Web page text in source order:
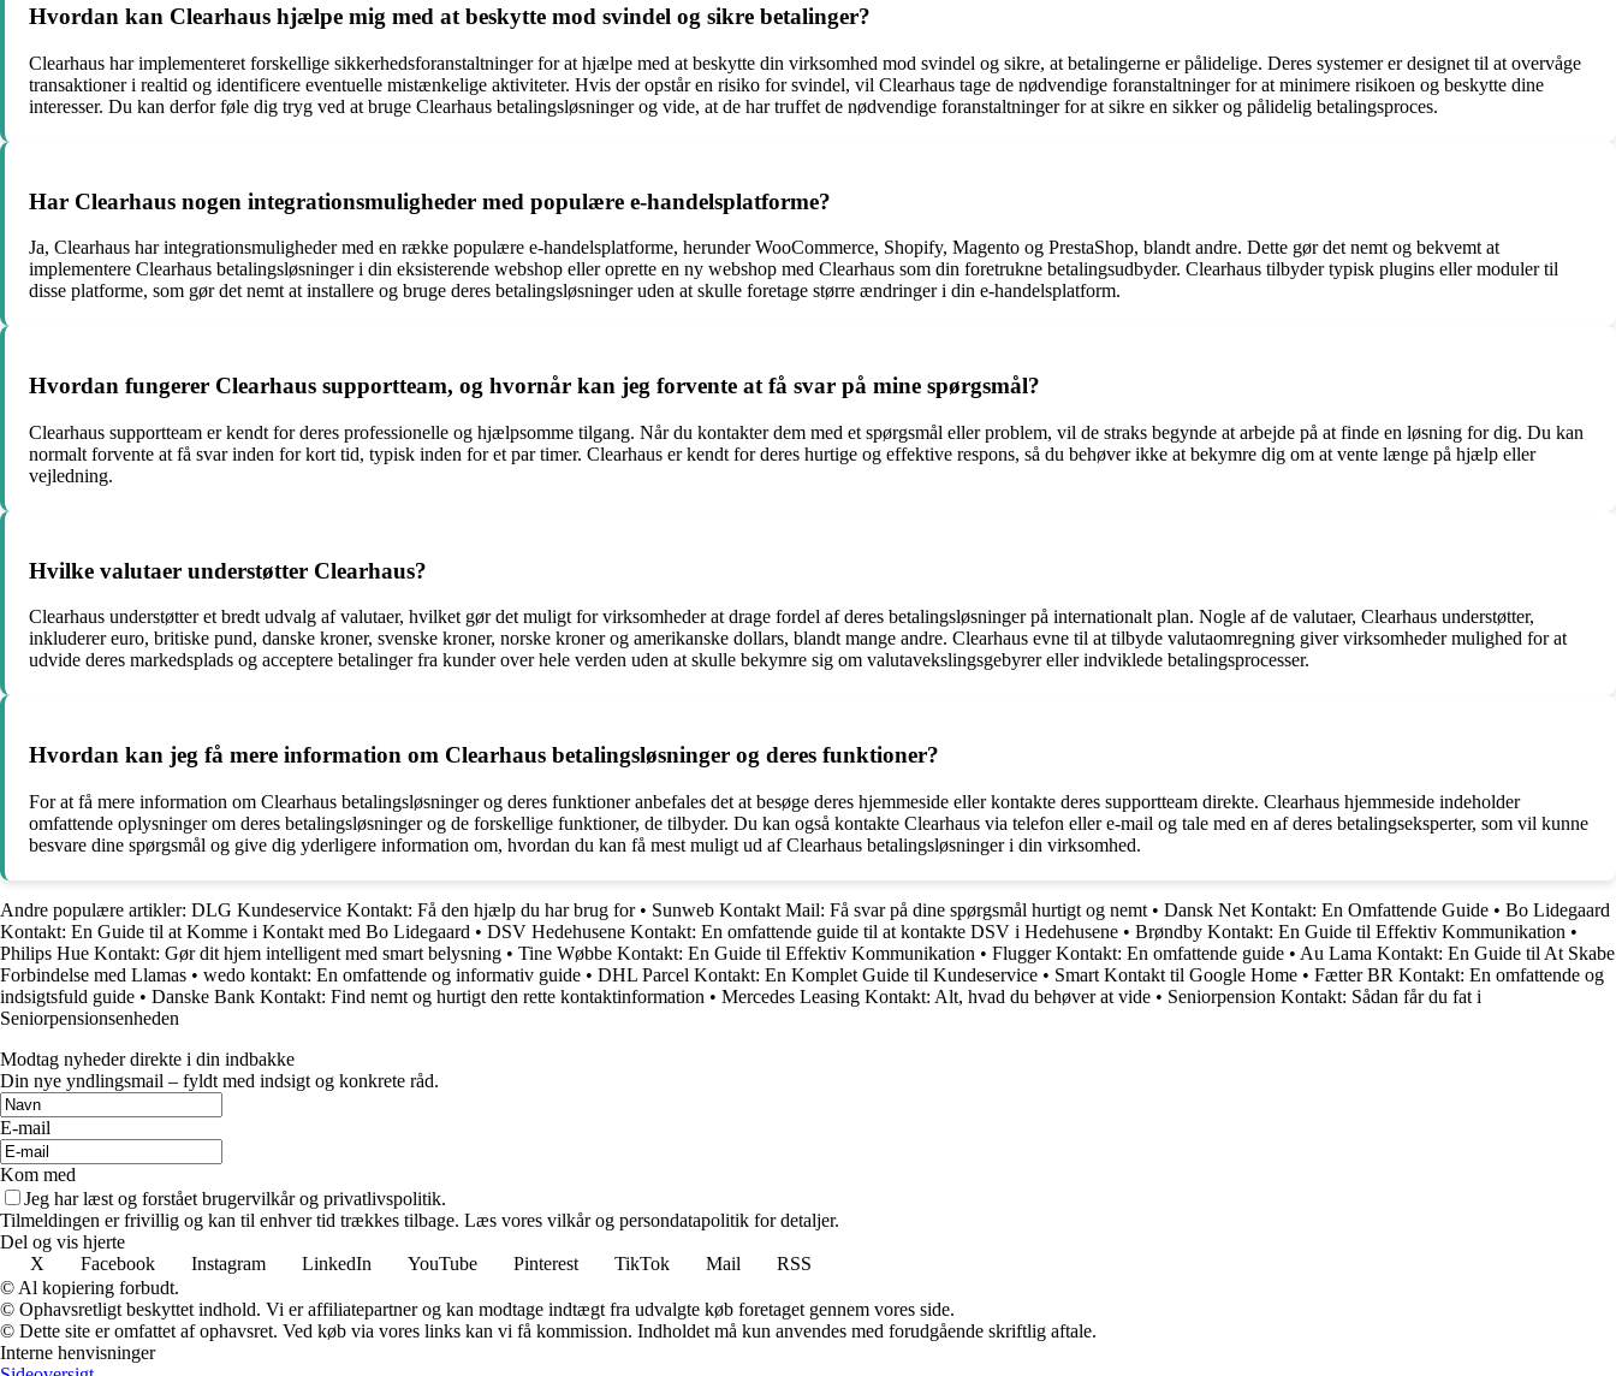
Hvordan kan Clearhaus hjælpe mig med at beskytte mod svindel og sikre betalinger?
Clearhaus har implementeret forskellige sikkerhedsforanstaltninger for at hjælpe med at beskytte din virksomhed mod svindel og sikre, at betalingerne er pålidelige. Deres systemer er designet til at overvåge
transaktioner i realtid og identificere eventuelle mistænkelige aktiviteter. Hvis der opstår en risiko for svindel, vil Clearhaus tage de nødvendige foranstaltninger for at minimere risikoen og beskytte dine
interesser. Du kan derfor føle dig tryg ved at bruge Clearhaus betalingsløsninger og vide, at de har truffet de nødvendige foranstaltninger for at sikre en sikker og pålidelig betalingsproces.
Har Clearhaus nogen integrationsmuligheder med populære e-handelsplatforme?
Ja, Clearhaus har integrationsmuligheder med en række populære e-handelsplatforme, herunder WooCommerce, Shopify, Magento og PrestaShop, blandt andre. Dette gør det nemt og bekvemt at
implementere Clearhaus betalingsløsninger i din eksisterende webshop eller oprette en ny webshop med Clearhaus som din foretrukne betalingsudbyder. Clearhaus tilbyder typisk plugins eller moduler til
disse platforme, som gør det nemt at installere og bruge deres betalingsløsninger uden at skulle foretage større ændringer i din e-handelsplatform.
Hvordan fungerer Clearhaus supportteam, og hvornår kan jeg forvente at få svar på mine spørgsmål?
Clearhaus supportteam er kendt for deres professionelle og hjælpsomme tilgang. Når du kontakter dem med et spørgsmål eller problem, vil de straks begynde at arbejde på at finde en løsning for dig. Du kan
normalt forvente at få svar inden for kort tid, typisk inden for et par timer. Clearhaus er kendt for deres hurtige og effektive respons, så du behøver ikke at bekymre dig om at vente længe på hjælp eller
vejledning.
Hvilke valutaer understøtter Clearhaus?
Clearhaus understøtter et bredt udvalg af valutaer, hvilket gør det muligt for virksomheder at drage fordel af deres betalingsløsninger på internationalt plan. Nogle af de valutaer, Clearhaus understøtter,
inkluderer euro, britiske pund, danske kroner, svenske kroner, norske kroner og amerikanske dollars, blandt mange andre. Clearhaus evne til at tilbyde valutaomregning giver virksomheder mulighed for at
udvide deres markedsplads og acceptere betalinger fra kunder over hele verden uden at skulle bekymre sig om valutavekslingsgebyrer eller indviklede betalingsprocesser.
Hvordan kan jeg få mere information om Clearhaus betalingsløsninger og deres funktioner?
For at få mere information om Clearhaus betalingsløsninger og deres funktioner anbefales det at besøge deres hjemmeside eller kontakte deres supportteam direkte. Clearhaus hjemmeside indeholder
omfattende oplysninger om deres betalingsløsninger og de forskellige funktioner, de tilbyder. Du kan også kontakte Clearhaus via telefon eller e-mail og tale med en af deres betalingseksperter, som vil kunne
besvare dine spørgsmål og give dig yderligere information om, hvordan du kan få mest muligt ud af Clearhaus betalingsløsninger i din virksomhed.
Andre populære artikler: DLG Kundeservice Kontakt: Få den hjælp du har brug for• Sunweb Kontakt Mail: Få svar på dine spørgsmål hurtigt og nemt • Dansk Net Kontakt: En Omfattende Guide • Bo Lidegaard
Kontakt: En Guide til at Komme i Kontakt med Bo Lidegaard • DSV Hedehusene Kontakt: En omfattende guide til at kontakte DSV i Hedehusene • Brøndby Kontakt: En Guide til Effektiv Kommunikation •
Philips Hue Kontakt: Gør dit hjem intelligent med smart belysning • Tine Wøbbe Kontakt: En Guide til Effektiv Kommunikation • Flugger Kontakt: En omfattende guide • Au Lama Kontakt: En Guide til At Skabe
Forbindelse med Llamas • wedo kontakt: En omfattende og informativ guide • DHL Parcel Kontakt: En Komplet Guide til Kundeservice • Smart Kontakt til Google Home • Fætter BR Kontakt: En omfattende og
indsigtsfuld guide • Danske Bank Kontakt: Find nemt og hurtigt den rette kontaktinformation • Mercedes Leasing Kontakt: Alt, hvad du behøver at vide • Seniorpension Kontakt: Sådan får du fat i
Seniorpensionsenheden
Modtag nyheder direkte i din indbakke
Din nye yndlingsmail – fyldt med indsigt og konkrete råd.
E-mail
Kom med
Jeg har læst og forstået brugervilkår og privatlivspolitik.
Tilmeldingen er frivillig og kan til enhver tid trækkes tilbage. Læs vores vilkår og persondatapolitik for detaljer.
Del og vis hjerte
X
Facebook Instagram LinkedIn YouTube Pinterest TikTok Mail
RSS
© Al kopiering forbudt.
© Ophavsretligt beskyttet indhold. Vi er affiliatepartner og kan modtage indtægt fra udvalgte køb foretaget gennem vores side.
© Dette site er omfattet af ophavsret. Ved køb via vores links kan vi få kommission. Indholdet må kun anvendes med forudgående skriftlig aftale.
Interne henvisninger